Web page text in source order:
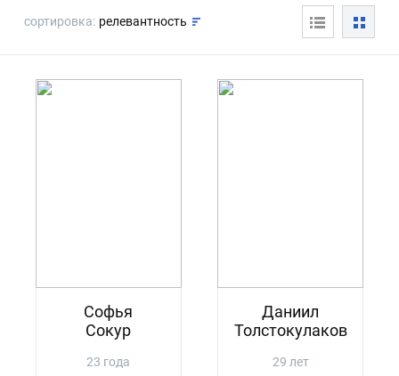
сортировка: релевантность
Софья
Сокур
23 года
Даниил
Толстокулаков
29 лет